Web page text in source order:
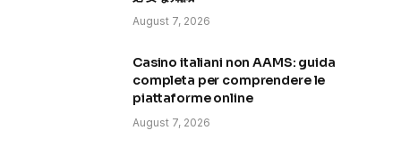
August 7, 2026
Casino italiani non AAMS: guida
completa per comprendere le
piattaforme online
August 7, 2026